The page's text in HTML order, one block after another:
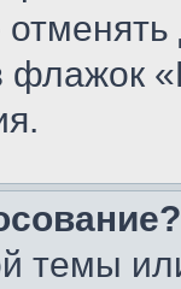
флажок
темы